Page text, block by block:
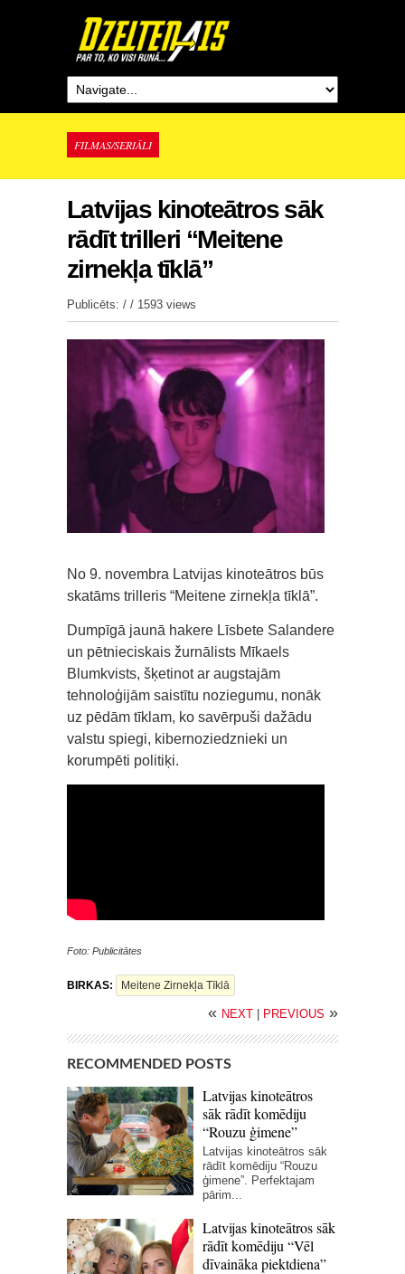
FILMAS/SERIĀLI
Latvijas kinoteātros sāk
rādīt trilleri “Meitene
zirnekļa tīklā”
Publicēts: / / 1593 views
No 9. novembra Latvijas kinoteātros būs
skatāms trilleris “Meitene zirnekļa tīklā”.
Dumpīgā jaunā hakere Līsbete Salandere
un pētnieciskais žurnālists Mīkaels
Blumkvists, šķetinot ar augstajām
tehnoloģijām saistītu noziegumu, nonāk
uz pēdām tīklam, ko savērpuši dažādu
valstu spiegi, kibernoziedznieki un
korumpēti politiķi.
Foto: Publicitātes
BIRKAS: Meitene Zirnekļa Tīklā
« NEXT PREVIOUS »
RECOMMENDED POSTS
Latvijas kinoteātros
sāk rādīt komēdiju
“Rouzu ģimene”
Latvijas kinoteātros sāk
rādīt komēdiju “Rouzu
ģimene”. Perfektajam
pārim...
Latvijas kinoteātros sāk
rādīt komēdiju “Vēl
dīvaināka piektdiena”